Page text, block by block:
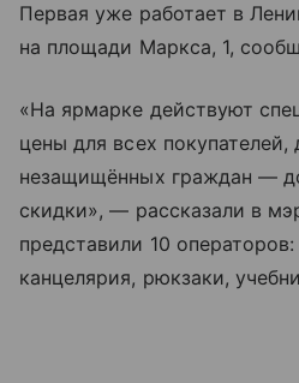
Первая уже работает в
на площади Маркса, 1,
«На ярмарке действуют
цены для всех покупателей,
незащищённых граждан —
скидки», — рассказали в
представили 10
канцелярия, рюкзаки,